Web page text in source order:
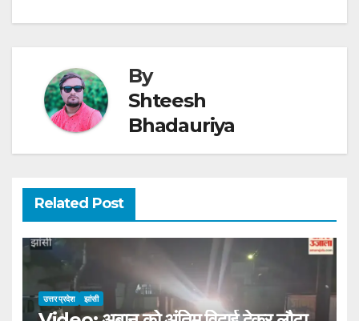
By
Shteesh
Bhadauriya
Related Post
उत्तर प्रदेश झांसी